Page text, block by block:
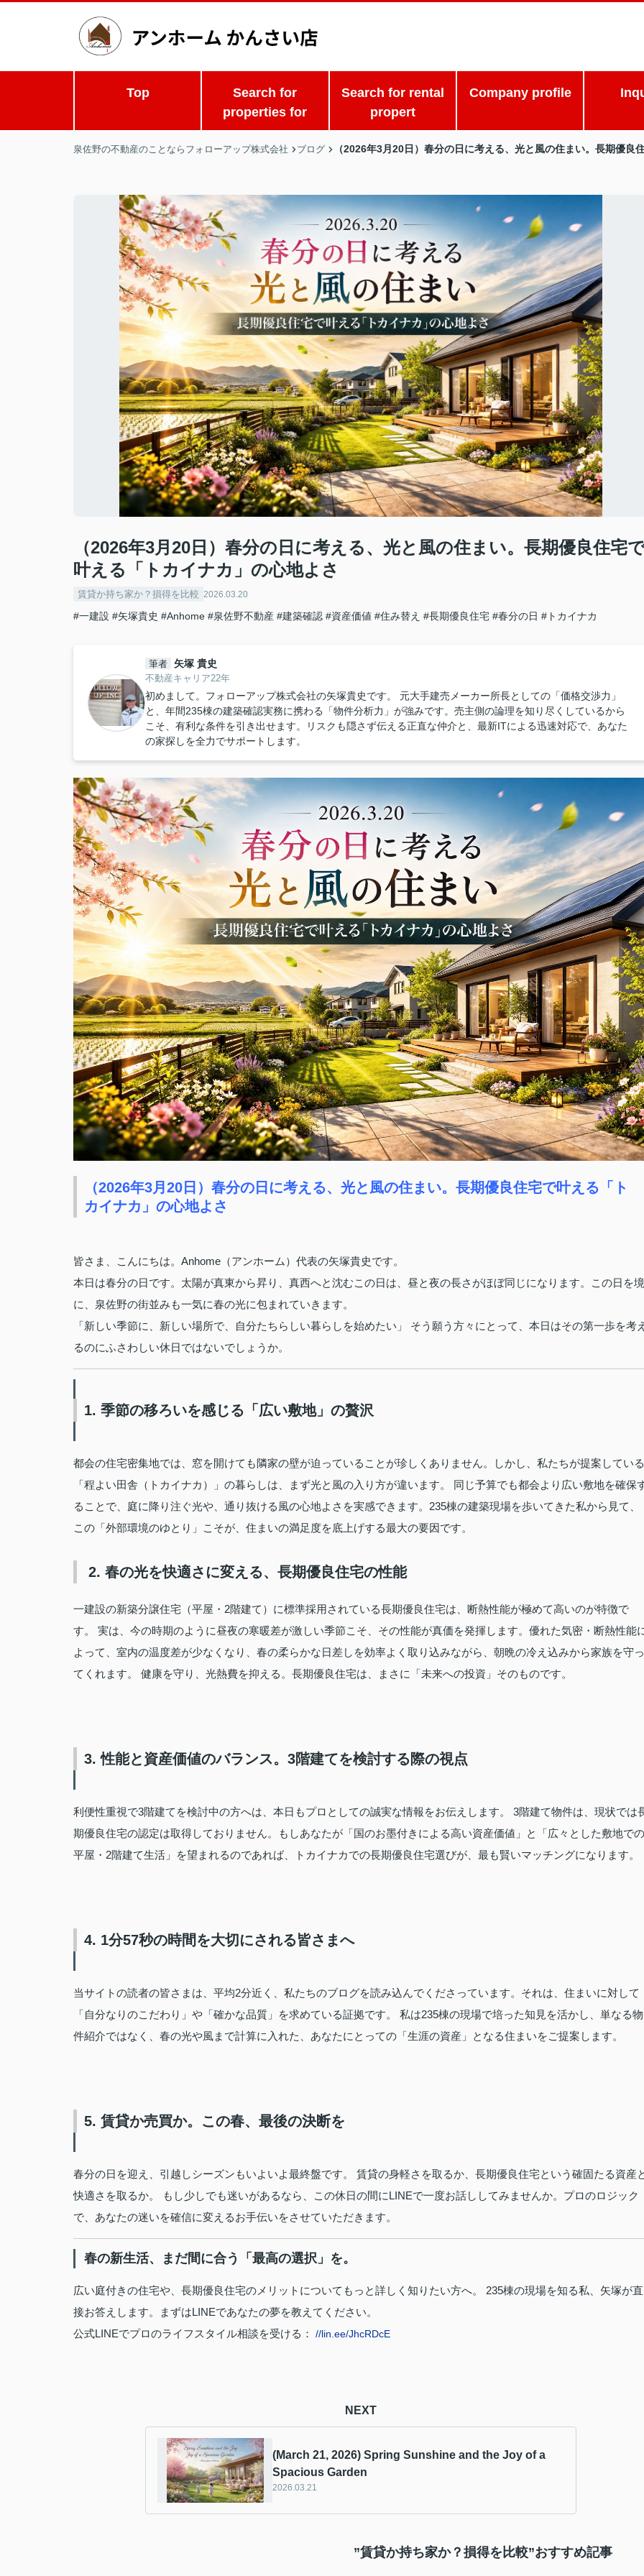
Top
Search for
properties for
Search for rental
propert
Company profile
泉佐野の不動産のことならフォローアップ株式会社 ブログ （2026年3月20日）春分の日に考える、光と風の住まい。長期優良
（2026年3月20日）春分の日に考える、光と風の住まい。長期優良住宅
叶える「トカイナカ」の心地よさ
賃貸か持ち家か？損得を比較 2026.03.20
#一建設 #矢塚貴史 #Anhome #泉佐野不動産 #建築確認 #資産価値 #住み替え #長期優良住宅 #春分の日 #トカイナカ
筆者 矢塚 貴史
不動産キャリア22年
初めまして。フォローアップ株式会社の矢塚貴史です。 元大手建売メーカー所長としての「価格交渉力」
と、年間235棟の建築確認実務に携わる「物件分析力」が強みです。売主側の論理を知り尽くしているから
こそ、有利な条件を引き出せます。リスクも隠さず伝える正直な仲介と、最新ITによる迅速対応で、あなた
の家探しを全力でサポートします。
（2026年3月20日）春分の日に考える、光と風の住まい。長期優良住宅で叶える「ト
カイナカ」の心地よさ
皆さま、こんにちは。Anhome（アンホーム）代表の矢塚貴史です。
本日は春分の日です。太陽が真東から昇り、真西へと沈むこの日は、昼と夜の長さがほぼ同じになります。この日を境
に、泉佐野の街並みも一気に春の光に包まれていきます。
「新しい季節に、新しい場所で、自分たちらしい暮らしを始めたい」 そう願う方々にとって、本日はその第一歩を考
るのにふさわしい休日ではないでしょうか。
1. 季節の移ろいを感じる「広い敷地」の贅沢
都会の住宅密集地では、窓を開けても隣家の壁が迫っていることが珍しくありません。しかし、私たちが提案している
「程よい田舎（トカイナカ）」の暮らしは、まず光と風の入り方が違います。 同じ予算でも都会より広い敷地を確保
ることで、庭に降り注ぐ光や、通り抜ける風の心地よさを実感できます。235棟の建築現場を歩いてきた私から見て、
この「外部環境のゆとり」こそが、住まいの満足度を底上げする最大の要因です。
2. 春の光を快適さに変える、長期優良住宅の性能
一建設の新築分譲住宅（平屋・2階建て）に標準採用されている長期優良住宅は、断熱性能が極めて高いのが特徴で
す。 実は、今の時期のように昼夜の寒暖差が激しい季節こそ、その性能が真価を発揮します。優れた気密・断熱性能
よって、室内の温度差が少なくなり、春の柔らかな日差しを効率よく取り込みながら、朝晩の冷え込みから家族を守っ
てくれます。 健康を守り、光熱費を抑える。長期優良住宅は、まさに「未来への投資」そのものです。
3. 性能と資産価値のバランス。3階建てを検討する際の視点
利便性重視で3階建てを検討中の方へは、本日もプロとしての誠実な情報をお伝えします。 3階建て物件は、現状では
期優良住宅の認定は取得しておりません。もしあなたが「国のお墨付きによる高い資産価値」と「広々とした敷地での
平屋・2階建て生活」を望まれるのであれば、トカイナカでの長期優良住宅選びが、最も賢いマッチングになります。
4. 1分57秒の時間を大切にされる皆さまへ
当サイトの読者の皆さまは、平均2分近く、私たちのブログを読み込んでくださっています。それは、住まいに対して
「自分なりのこだわり」や「確かな品質」を求めている証拠です。 私は235棟の現場で培った知見を活かし、単なる物
件紹介ではなく、春の光や風まで計算に入れた、あなたにとっての「生涯の資産」となる住まいをご提案します。
5. 賃貸か売買か。この春、最後の決断を
春分の日を迎え、引越しシーズンもいよいよ最終盤です。 賃貸の身軽さを取るか、長期優良住宅という確固たる資産
快適さを取るか。 もし少しでも迷いがあるなら、この休日の間にLINEで一度お話ししてみませんか。プロのロジック
で、あなたの迷いを確信に変えるお手伝いをさせていただきます。
春の新生活、まだ間に合う「最高の選択」を。
広い庭付きの住宅や、長期優良住宅のメリットについてもっと詳しく知りたい方へ。 235棟の現場を知る私、矢塚が直
接お答えします。まずはLINEであなたの夢を教えてください。
公式LINEでプロのライフスタイル相談を受ける： //lin.ee/JhcRDcE
NEXT
(March 21, 2026) Spring Sunshine and the Joy of a
Spacious Garden
2026.03.21
”賃貸か持ち家か？損得を比較”おすすめ記事